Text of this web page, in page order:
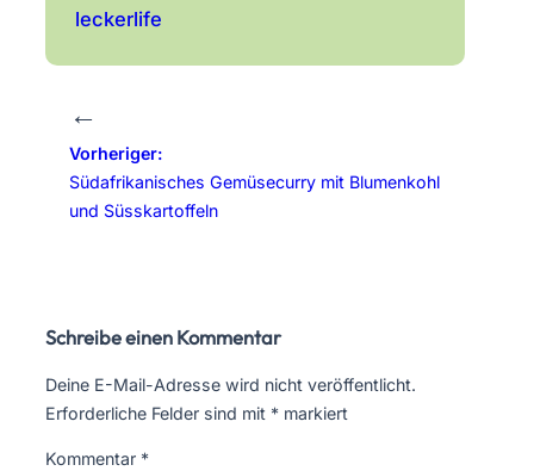
leckerlife
←
Vorheriger:
Südafrikanisches Gemüsecurry mit Blumenkohl
und Süsskartoffeln
Schreibe einen Kommentar
Deine E-Mail-Adresse wird nicht veröffentlicht.
Erforderliche Felder sind mit * markiert
Kommentar *